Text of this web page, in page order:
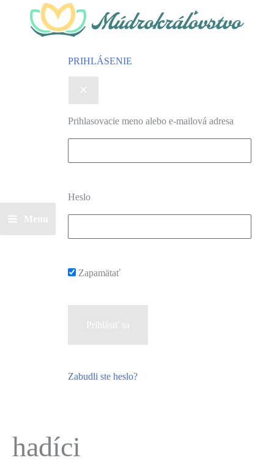
Main
Menu
PRIHLÁSENIE
Prihlasovacie meno alebo e-mailová adresa
Heslo
Zapamätať
Zabudli ste heslo?
hadíci